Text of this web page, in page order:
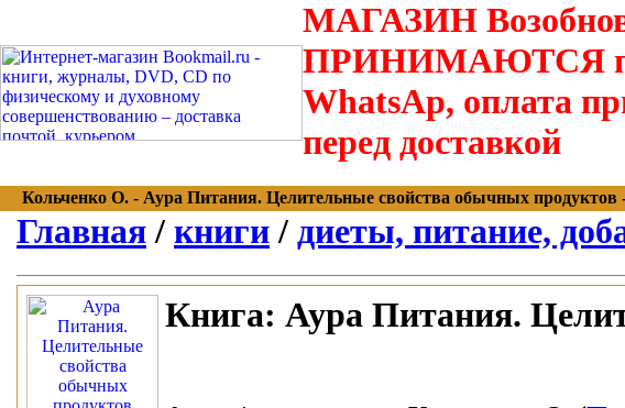
МАГАЗИН
ПРИНИМАЮТСЯ по
WhatsAp, оплата
перед доставкой
Кольченко О. - Аура Питания. Целительные свойства обычных продуктов -
Главная / книги / диеты, питание,
Книга: Аура Питания.